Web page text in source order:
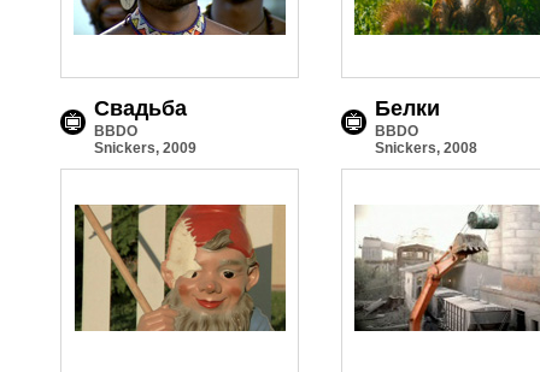
Свадьба
BBDO
Snickers, 2009
Белки
BBDO
Snickers, 2008